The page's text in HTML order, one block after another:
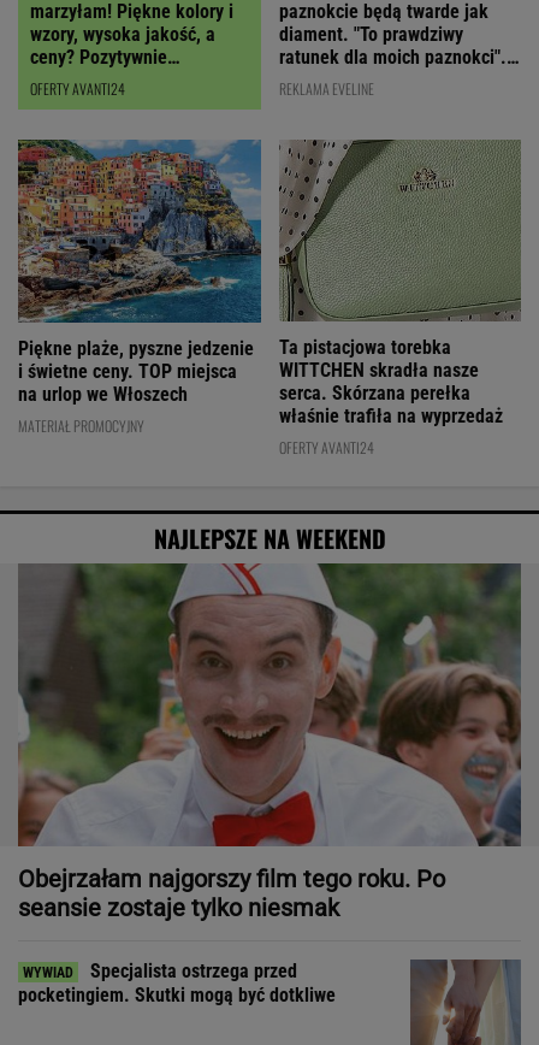
marzyłam! Piękne kolory i
wzory, wysoka jakość, a
ceny? Pozytywnie
zaskakują!
OFERTY AVANTI24
paznokcie będą twarde jak
diament. "To prawdziwy
ratunek dla moich paznokci".
Cena? Niska!
REKLAMA EVELINE
Piękne plaże, pyszne jedzenie
i świetne ceny. TOP miejsca
na urlop we Włoszech
MATERIAŁ PROMOCYJNY
Ta pistacjowa torebka
WITTCHEN skradła nasze
serca. Skórzana perełka
właśnie trafiła na wyprzedaż
OFERTY AVANTI24
NAJLEPSZE NA WEEKEND
Obejrzałam najgorszy film tego roku. Po
seansie zostaje tylko niesmak
Specjalista ostrzega przed
pocketingiem. Skutki mogą być dotkliwe